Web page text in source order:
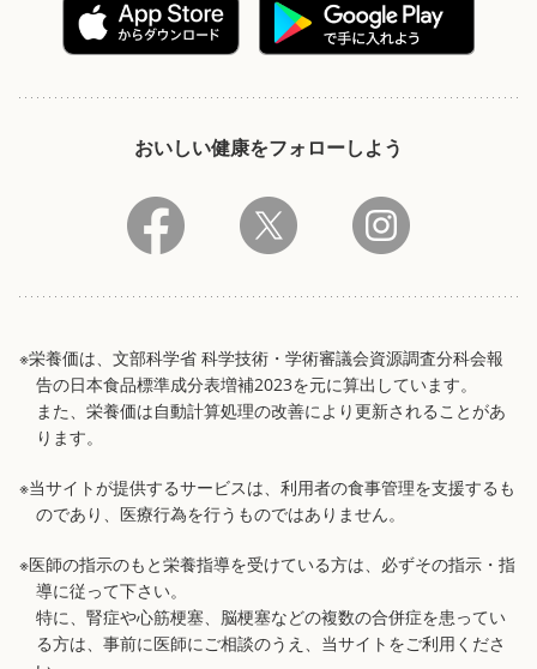
おいしい健康をフォローしよう
※栄養価は、文部科学省 科学技術・学術審議会資源調査分科会報
告の日本食品標準成分表増補2023を元に算出しています。
また、栄養価は自動計算処理の改善により更新されることがあ
ります。
※当サイトが提供するサービスは、利用者の食事管理を支援するも
のであり、医療行為を行うものではありません。
※医師の指示のもと栄養指導を受けている方は、必ずその指示・指
導に従って下さい。
特に、腎症や心筋梗塞、脳梗塞などの複数の合併症を患ってい
る方は、事前に医師にご相談のうえ、当サイトをご利用くださ